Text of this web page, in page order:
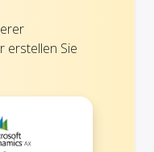
erstellen Sie